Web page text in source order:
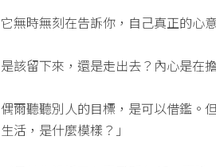
它無時無刻在告訴你，自己真正的心
是該留下來，還是走出去？內心是在
偶爾聽聽別人的目標，是可以借鑑。
生活，是什麼模樣？」